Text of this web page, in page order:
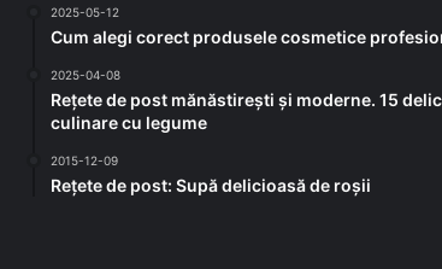
2025-05-12
Cum alegi corect produsele cosmetice
2025-04-08
Rețete de post mănăstirești și moderne. 15
culinare cu legume
2015-12-09
Rețete de post: Supă delicioasă de roșii